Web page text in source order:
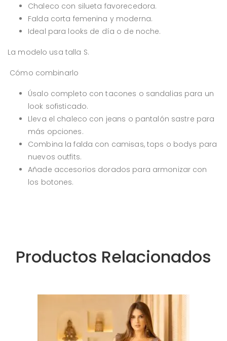
Chaleco con silueta favorecedora.
Falda corta femenina y moderna.
Ideal para looks de día o de noche.
La modelo usa talla S.
Cómo combinarlo
Úsalo completo con tacones o sandalias para un
look sofisticado.
Lleva el chaleco con jeans o pantalón sastre para
más opciones.
Combina la falda con camisas, tops o bodys para
nuevos outfits.
Añade accesorios dorados para armonizar con
los botones.
Productos Relacionados